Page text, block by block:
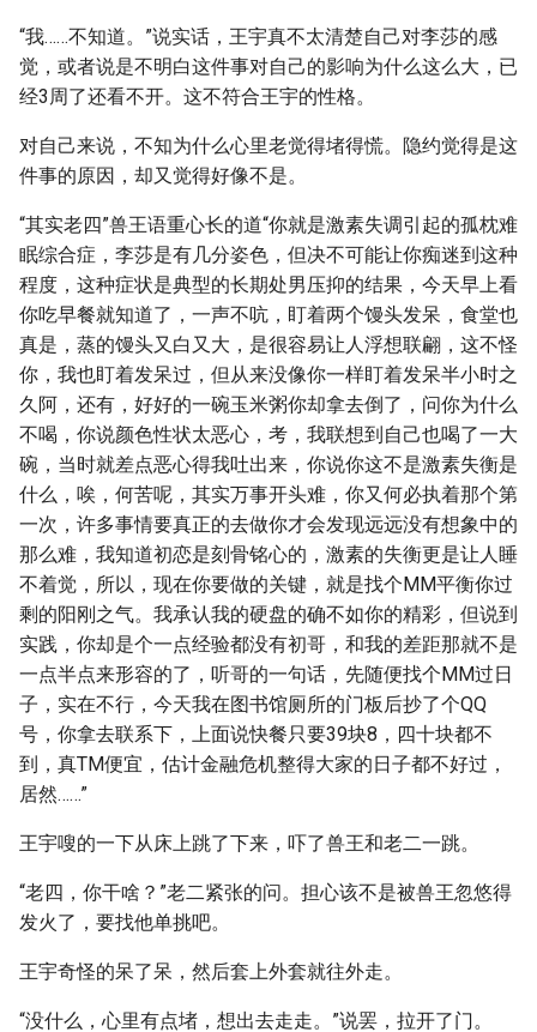
“我……不知道。”说实话，王宇真不太清楚自己对李莎的感
觉，或者说是不明白这件事对自己的影响为什么这么大，已
经3周了还看不开。这不符合王宇的性格。
对自己来说，不知为什么心里老觉得堵得慌。隐约觉得是这
件事的原因，却又觉得好像不是。
“其实老四”兽王语重心长的道“你就是激素失调引起的孤枕难
眠综合症，李莎是有几分姿色，但决不可能让你痴迷到这种
程度，这种症状是典型的长期处男压抑的结果，今天早上看
你吃早餐就知道了，一声不吭，盯着两个馒头发呆，食堂也
真是，蒸的馒头又白又大，是很容易让人浮想联翩，这不怪
你，我也盯着发呆过，但从来没像你一样盯着发呆半小时之
久阿，还有，好好的一碗玉米粥你却拿去倒了，问你为什么
不喝，你说颜色性状太恶心，考，我联想到自己也喝了一大
碗，当时就差点恶心得我吐出来，你说你这不是激素失衡是
什么，唉，何苦呢，其实万事开头难，你又何必执着那个第
一次，许多事情要真正的去做你才会发现远远没有想象中的
那么难，我知道初恋是刻骨铭心的，激素的失衡更是让人睡
不着觉，所以，现在你要做的关键，就是找个MM平衡你过
剩的阳刚之气。我承认我的硬盘的确不如你的精彩，但说到
实践，你却是个一点经验都没有初哥，和我的差距那就不是
一点半点来形容的了，听哥的一句话，先随便找个MM过日
子，实在不行，今天我在图书馆厕所的门板后抄了个QQ
号，你拿去联系下，上面说快餐只要39块8，四十块都不
到，真TM便宜，估计金融危机整得大家的日子都不好过，
居然……”
王宇嗖的一下从床上跳了下来，吓了兽王和老二一跳。
“老四，你干啥？”老二紧张的问。担心该不是被兽王忽悠得
发火了，要找他单挑吧。
王宇奇怪的呆了呆，然后套上外套就往外走。
“没什么，心里有点堵，想出去走走。”说罢，拉开了门。